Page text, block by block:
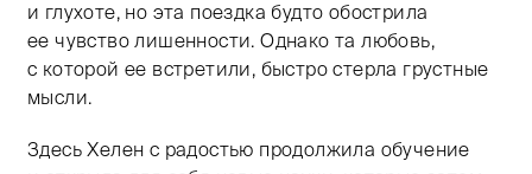
и глухоте, но эта поездка будто обострила
ее чувство лишенности. Однако та любовь,
с которой ее встретили, быстро стерла грустные
мысли.
Здесь Хелен с радостью продолжила обучение